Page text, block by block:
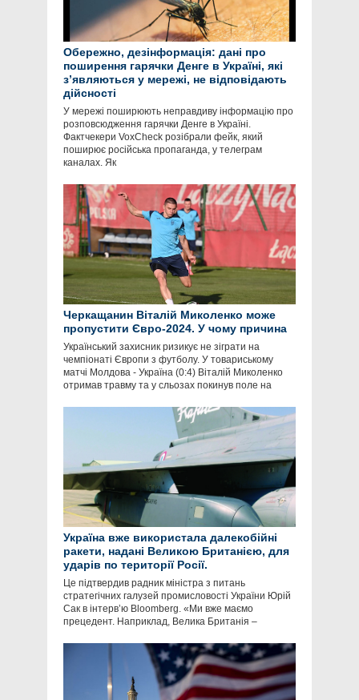
Обережно, дезінформація: дані про
поширення гарячки Денге в Україні, які
зʼявляються у мережі, не відповідають
дійсності
У мережі поширюють неправдиву інформацію про
розповсюдження гарячки Денге в Україні.
Фактчекери VoxCheck розібрали фейк, який
поширює російська пропаганда, у телеграм
каналах. Як
Черкащанин Віталій Миколенко може
пропустити Євро-2024. У чому причина
Український захисник ризикує не зіграти на
чемпіонаті Європи з футболу. У товариському
матчі Молдова - Україна (0:4) Віталій Миколенко
отримав травму та у сльозах покинув поле на
Україна вже використала далекобійні
ракети, надані Великою Британією, для
ударів по території Росії.
Це підтвердив радник міністра з питань
стратегічних галузей промисловості України Юрій
Сак в інтервʼю Bloomberg. «Ми вже маємо
прецедент. Наприклад, Велика Британія –